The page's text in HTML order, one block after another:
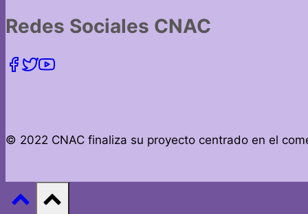
AMOREBIETA-
ETXANO
Redes Sociales CNAC
© 2022 CNAC finaliza su proyecto centrado en el